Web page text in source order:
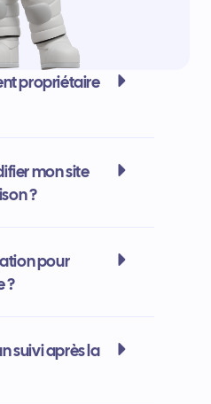
propriétaire
mon site
?
pour
?
suivi après la